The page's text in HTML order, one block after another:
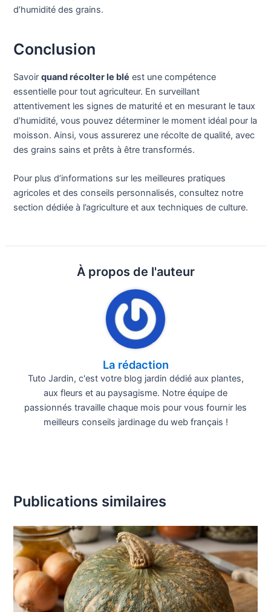
d’humidité des grains.
Conclusion
Savoirquand récolter le blé est une compétence
essentielle pour tout agriculteur. En surveillant
attentivement les signes de maturité et en mesurant le taux
d’humidité, vous pouvez déterminer le moment idéal pour la
moisson. Ainsi, vous assurerez une récolte de qualité, avec
des grains sains et prêts à être transformés.
Pour plus d’informations sur les meilleures pratiques
agricoles et des conseils personnalisés, consultez notre
section dédiée à l’agriculture et aux techniques de culture.
À propos de l'auteur
La rédaction
Tuto Jardin, c'est votre blog jardin dédié aux plantes,
aux fleurs et au paysagisme. Notre équipe de
passionnés travaille chaque mois pour vous fournir les
meilleurs conseils jardinage du web français !
Publications similaires